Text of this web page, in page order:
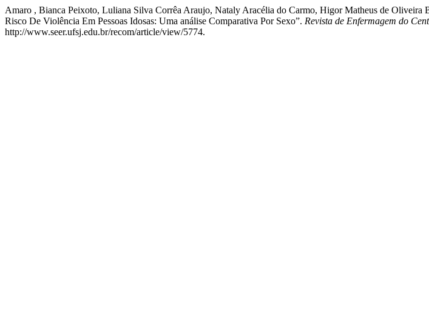
Amaro , Bianca Peixoto, Luliana Silva Corrêa Araujo, Nataly Aracélia do Carmo, Higor Matheus de
Risco De Violência Em Pessoas Idosas: Uma análise Comparativa Por Sexo”. Revista de Enfermagem do
http://www.seer.ufsj.edu.br/recom/article/view/5774.